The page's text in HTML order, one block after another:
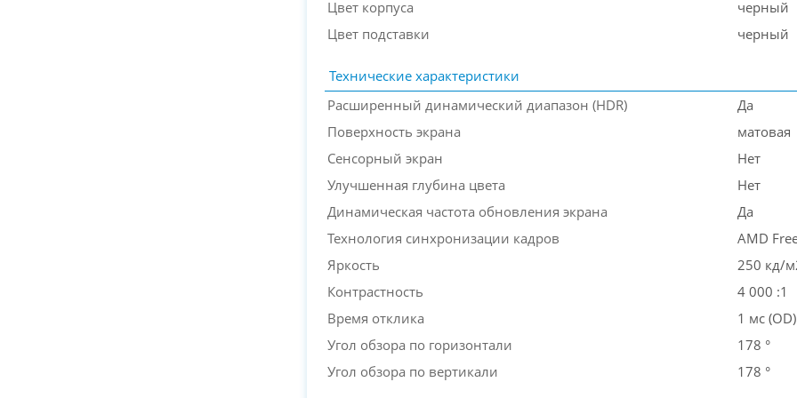
Цвет корпуса
черный
Цвет подставки
черный
Технические характеристики
Расширенный динамический диапазон (HDR)
Да
Поверхность экрана
матовая
Сенсорный экран
Нет
Улучшенная глубина цвета
Нет
Динамическая частота обновления экрана
Да
Технология синхронизации кадров
AMD
Яркость
250 кд/
Контрастность
4 000 :1
Время отклика
1 мс (OD)
Угол обзора по горизонтали
178 °
Угол обзора по вертикали
178 °